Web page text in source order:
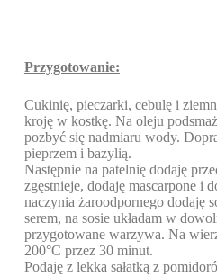
Przygotowanie:
Cukinię, pieczarki, cebulę i
kroję w kostkę. Na oleju
pozbyć się nadmiaru wody.
pieprzem i bazylią.
Następnie na patelnię dodaję
zgęstnieje, dodaję mascarpone i
naczynia żaroodpornego dodaję
serem, na sosie układam w
przygotowane warzywa. Na
200°C przez 30 minut.
Podaję z lekka sałatką z